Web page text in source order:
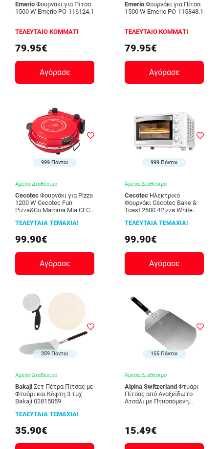
Emerio
1500 W Emerio PO-116124.1
ΤΕΛΕΥΤΑΙΟ ΚΟΜΜΑΤΙ
79.95€
Αγόρασε
Emerio
1500 W Emerio PO-115848.1
ΤΕΛΕΥΤΑΙΟ ΚΟΜΜΑΤΙ
79.95€
Αγόρασε
999 Πόντοι
Άμεσα Διαθέσιμο
Cecotec
1200 W Cecotec Fun
Pizza&Co Mamma Mia CEC-
ΤΕΛΕΥΤΑΙΑ ΤΕΜΑΧΙΑ!
99.90€
Αγόρασε
999 Πόντοι
Άμεσα Διαθέσιμο
Cecotec
Φουρνάκι Cecotec Bake &
Toast 2600 4Pizza White
ΤΕΛΕΥΤΑΙΑ ΤΕΜΑΧΙΑ!
99.90€
Αγόρασε
359 Πόντοι
Άμεσα Διαθέσιμο
Bakaji
Φτυάρι και Κόφτη 3 τμχ
Bakaji 02815059
ΤΕΛΕΥΤΑΙΑ ΤΕΜΑΧΙΑ!
35.90€
155 Πόντοι
Άμεσα Διαθέσιμο
Alpina Switzerland
Πίτσας από Ανοξείδωτο
Ατσάλι με Πτυσσόμενη
Λαβή 25 x 24 cm Alpina
15.49€